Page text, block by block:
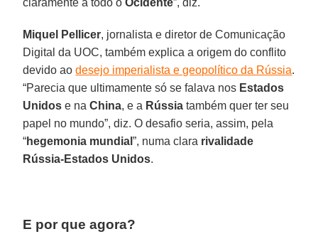
Miquel Pellicer, jornalista e diretor de Comunicação
Digital da UOC, também explica a origem do conflito
devido aodesejo imperialista e geopolítico da Rússia.
“Parecia que ultimamente só se falava nos Estados
Unidos e naChina, e a Rússia também quer ter seu
papel no mundo”, diz. O desafio seria, assim, pela
“hegemonia mundial”, numa clara rivalidade
Rússia-Estados Unidos.
E por que agora?